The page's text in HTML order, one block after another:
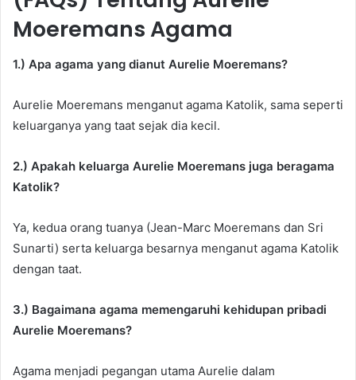
Moeremans Agama
1.) Apa agama yang dianut Aurelie Moeremans?
Aurelie Moeremans menganut agama Katolik, sama seperti
keluarganya yang taat sejak dia kecil.
2.) Apakah keluarga Aurelie Moeremans juga beragama
Katolik?
Ya, kedua orang tuanya (Jean-Marc Moeremans dan Sri
Sunarti) serta keluarga besarnya menganut agama Katolik
dengan taat.
3.) Bagaimana agama memengaruhi kehidupan pribadi
Aurelie Moeremans?
Agama menjadi pegangan utama Aurelie dalam